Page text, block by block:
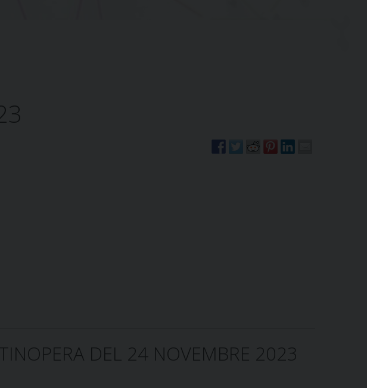
DEL 24 NOVEMBRE 2023